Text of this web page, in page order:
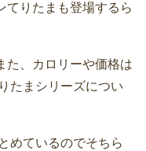
てりたまも登場するら
た、カロリーや価格は
たまシリーズについ
めているのでそちら